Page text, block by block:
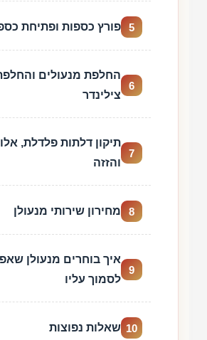
5 פורץ כספות ופתיחת
6
החלפת מנעולים
צילינדר
7
תיקון דלתות פלדלת,
והזזה
8 מחירון שירותי מנעולן
9
איך בוחרים מנעולן
לסמוך עליו
10 שאלות נפוצות